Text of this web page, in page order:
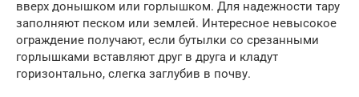
вверх донышком или горлышком. Для надежности тару
заполняют песком или землей. Интересное невысокое
ограждение получают, если бутылки со срезанными
горлышками вставляют друг в друга и кладут
горизонтально, слегка заглубив в почву.